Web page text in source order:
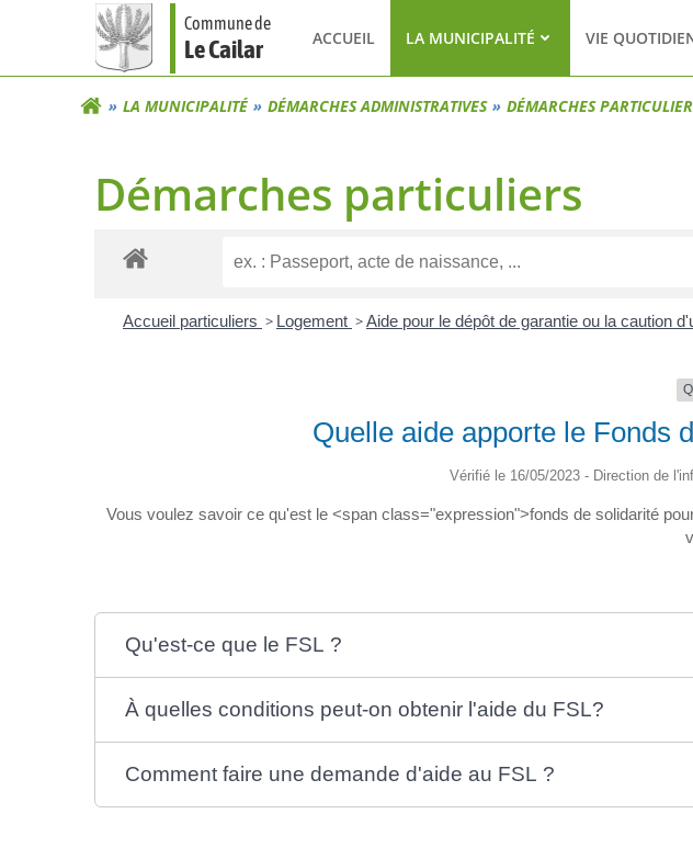
Commune de
Le Cailar ACCUEIL LA MUNICIPALITÉ VIE
LA MUNICIPALITÉ DÉMARCHES ADMINISTRATIVES DÉMARCHES
Démarches particuliers
Accueil particuliers > Logement >Aide pour le dépôt de garantie ou la caution
Quelle aide apporte le Fonds
Vérifié le 16/05/2023 - Direction de
Vous voulez savoir ce qu'est le <span class="expression">fonds de solidarité
Qu'est-ce que le FSL ?
À quelles conditions peut-on obtenir l'aide du FSL?
Comment faire une demande d'aide au FSL ?